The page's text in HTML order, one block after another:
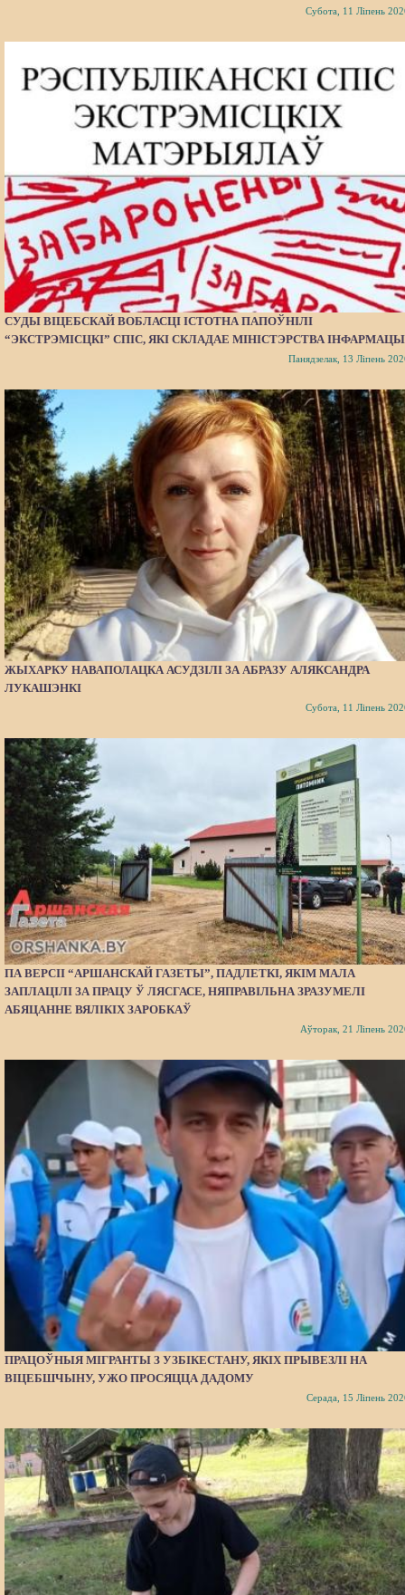
Субота, 11 Ліпень
СУДЫ ВІЦЕБСКАЙ ВОБЛАСЦІ ІСТОТНА ПАПОЎНІЛІ
“ЭКСТРЭМІСЦКІ” СПІС, ЯКІ СКЛАДАЕ МІНІСТЭРСТВА
Панядзелак, 13 Ліпень
ЖЫХАРКУ НАВАПОЛАЦКА АСУДЗІЛІ ЗА АБРАЗУ АЛЯКСАНДРА
ЛУКАШЭНКІ
Субота, 11 Ліпень
ПА ВЕРСІІ “АРШАНСКАЙ ГАЗЕТЫ”, ПАДЛЕТКІ, ЯКІМ МАЛА
ЗАПЛАЦІЛІ ЗА ПРАЦУ Ў ЛЯСГАСЕ, НЯПРАВІЛЬНА ЗРАЗУМЕЛІ
АБЯЦАННЕ ВЯЛІКІХ ЗАРОБКАЎ
Аўторак, 21 Ліпень
ПРАЦОЎНЫЯ МІГРАНТЫ З УЗБІКЕСТАНУ, ЯКІХ ПРЫВЕЗЛІ НА
ВІЦЕБШЧЫНУ, УЖО ПРОСЯЦЦА ДАДОМУ
Серада, 15 Ліпень